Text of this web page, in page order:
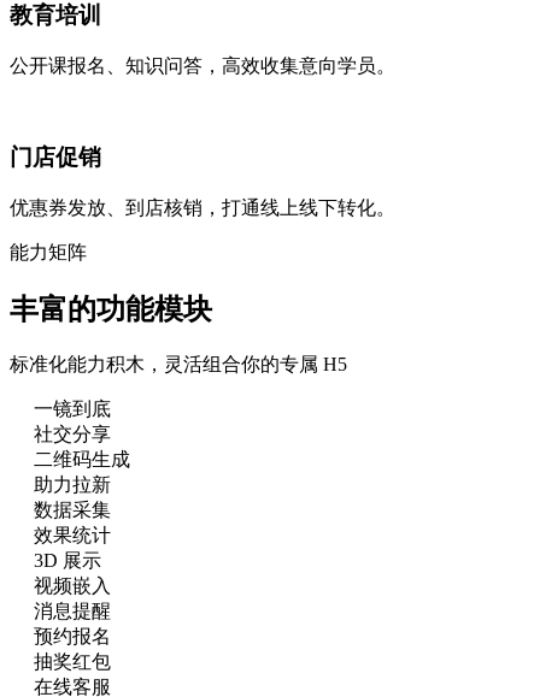
教育培训
公开课报名、知识问答，高效收集意向学员。
门店促销
优惠券发放、到店核销，打通线上线下转化。
能力矩阵
丰富的功能模块
标准化能力积木，灵活组合你的专属 H5
一镜到底
社交分享
二维码生成
助力拉新
数据采集
效果统计
3D 展示
视频嵌入
消息提醒
预约报名
抽奖红包
在线客服